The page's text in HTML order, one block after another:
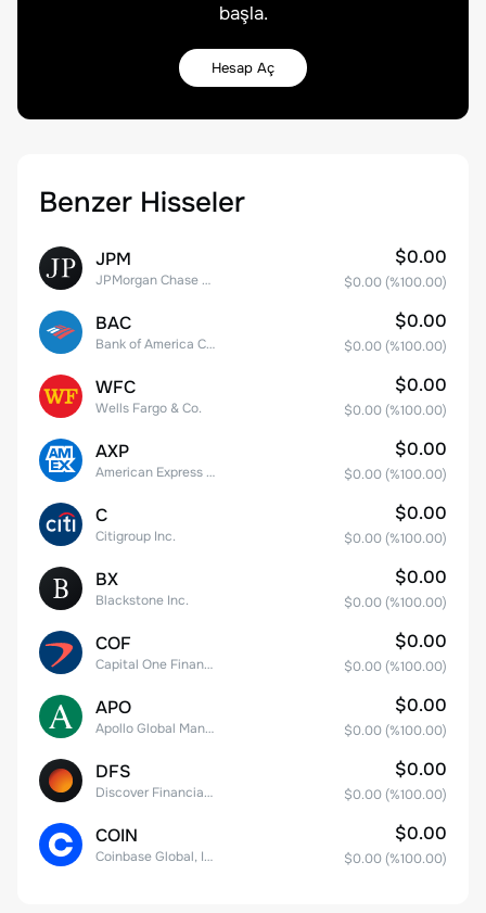
başla.
Hesap Aç
Benzer Hisseler
JPM
JPMorgan Chase & Co.
$0.00
$0.00 (%100.00)
BAC
Bank of America Corporation
$0.00
$0.00 (%100.00)
WFC
Wells Fargo & Co.
$0.00
$0.00 (%100.00)
AXP
American Express Company
$0.00
$0.00 (%100.00)
C
Citigroup Inc.
$0.00
$0.00 (%100.00)
BX
Blackstone Inc.
$0.00
$0.00 (%100.00)
COF
Capital One Financial
$0.00
$0.00 (%100.00)
APO
Apollo Global Management, Inc.
$0.00
$0.00 (%100.00)
DFS
Discover Financial Services
$0.00
$0.00 (%100.00)
COIN
Coinbase Global, Inc. Class A Common Stock
$0.00
$0.00 (%100.00)